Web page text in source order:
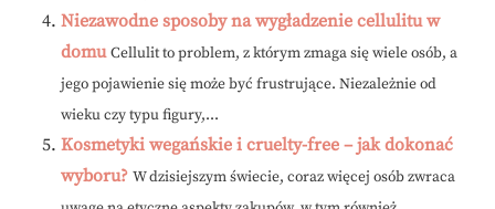
Niezawodne sposoby na wygładzenie cellulitu w
domu Cellulit to problem, z którym zmaga się wiele osób, a
jego pojawienie się może być frustrujące. Niezależnie od
wieku czy typu figury,...
Kosmetyki wegańskie i cruelty-free – jak dokonać
wyboru? W dzisiejszym świecie, coraz więcej osób zwraca